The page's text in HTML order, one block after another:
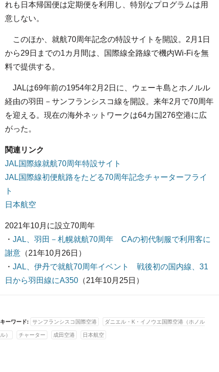
れも日本帰国便は定期便を利用し、特別なプログラムは用
意しない。
このほか、就航70周年記念の特設サイトを開設。2月1日
から29日までの1カ月間は、国際線全路線で機内Wi-Fiを無
料で提供する。
JALは69年前の1954年2月2日に、ウェーキ島とホノルル
経由の羽田－サンフランシスコ線を開設。来年2月で70周年
を迎える。現在の海外ネットワークは64カ国276空港に広
がった。
関連リンク
JAL国際線就航70周年特設サイト
JAL国際線初便航路をたどる70周年記念チャーターフライ
ト
日本航空
2021年10月に設立70周年
・ JAL、羽田－札幌就航70周年 CAの初代制服で利用客に
謝意 （21年10月26日）
・ JAL、伊丹で就航70周年イベント 戦後初の国内線、31
日から羽田線にA350 （21年10月25日）
キーワード: サンフランシスコ国際空港 ダニエル・K・イノウエ国際空港（ホノル
ル） チャーター 成田空港 日本航空